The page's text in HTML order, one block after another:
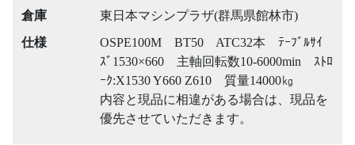
倉庫
東日本マシンプラザ(群馬県館林市)
仕様
OSPE100M BT50 ATC32本 ﾃｰﾌﾞﾙｻｲ
ｽﾞ1530×660 主軸回転数10-6000min ｽﾄﾛ
ｰｸ:X1530 Y660 Z610 質量14000㎏
内容と現品に相違がある場合は、現品を
優先させていただきます。